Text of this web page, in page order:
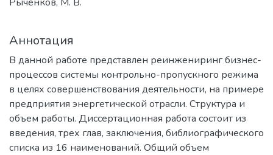
Аннотация
В данной работе представлен реинжениринг бизнес-
процессов системы контрольно-пропускного режима
в целях совершенствования деятельности, на примере
предприятия энергетической отрасли. Структура и
объем работы. Диссертационная работа состоит из
введения, трех глав, заключения, библиографического
списка из 16 наименований. Общий объем